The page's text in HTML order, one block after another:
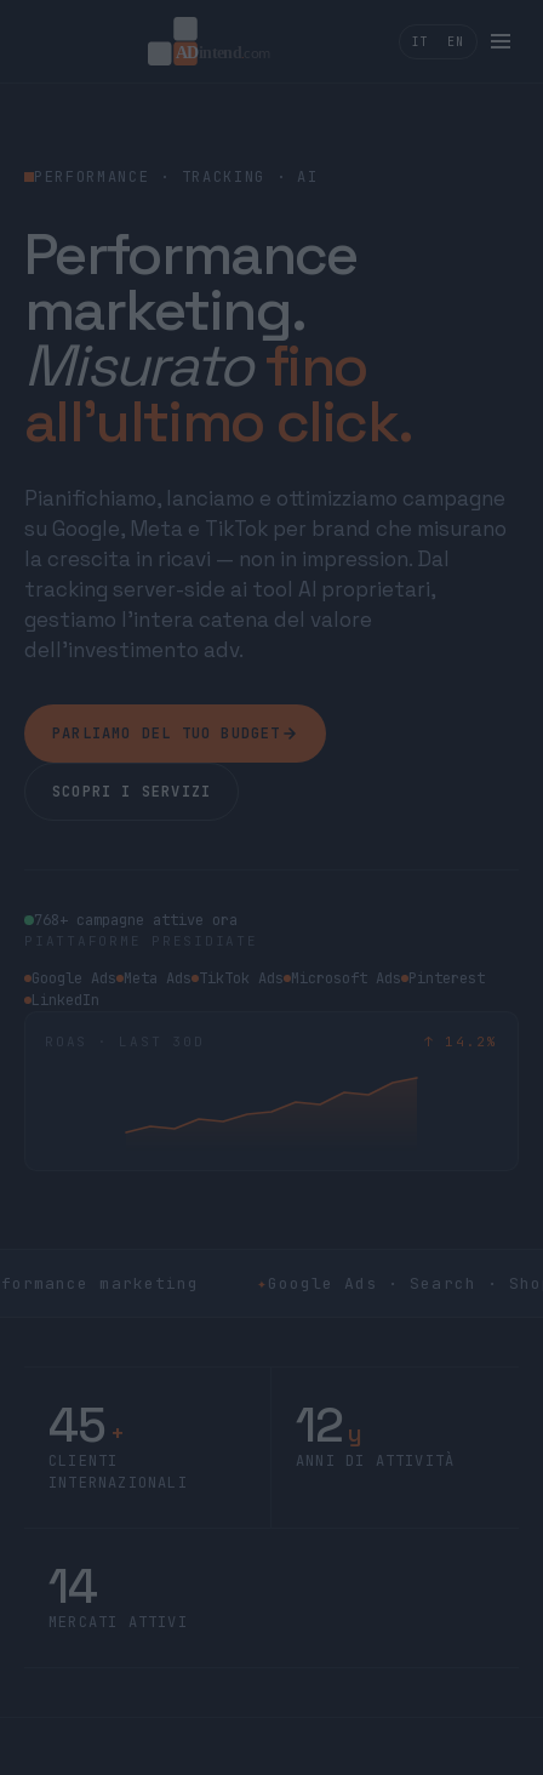
IT EN
PERFORMANCE · TRACKING · AI
Performance
marketing.
Misuratofino
all’ultimo click.
Pianifichiamo, lanciamo e ottimizziamo campagne
su Google, Meta e TikTok per brand che misurano
la crescita in ricavi — non in impression. Dal
tracking server-side ai tool AI proprietari,
gestiamo l’intera catena del valore
dell’investimento adv.
PARLIAMO DEL TUO BUDGET
SCOPRI I SERVIZI
768+ campagne attive ora
PIATTAFORME PRESIDIATE
Google Ads Meta Ads TikTok Ads Microsoft Ads Pinterest
LinkedIn
↑ 14.2%
marketing Google Ads · Search ·
45 +
CLIENTI
INTERNAZIONALI
12 y
ANNI DI ATTIVITÀ
14
MERCATI ATTIVI